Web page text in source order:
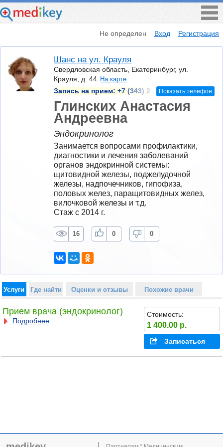
Не определен Вход Регистрация
Шанс на ул. Крауля
Свердловская область, Екатеринбург, ул.
Крауля, д. 44 На карте
Запись на прием: +7 (343) 2 Показать телефон
Глинских Анастасия
Андреевна
Эндокринолог
Занимается вопросами профилактики,
диагностики и лечения заболеваний
органов эндокринной системы:
щитовидной железы, поджелудочной
железы, надпочечников, гипофиза,
половых желез, паращитовидных желез,
вилочковой железы и т.д.
Стаж с 2014 г.
16 0 0
Услуги Где найти Оценки и отзывы Похожие врачи
Прием врача (эндокринолог)
Подробнее
Стоимость:
1 400.00 р.
Записаться